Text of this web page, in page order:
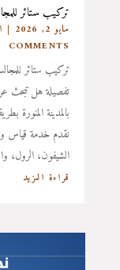
تركيب ستائر
مايو 2, 2026 |
COMMENTS
تركيب ستائر
تفصيلة هل تبحث
بالمدينة المنورة
نقدم خدمة قياس
الشيفون، الرول،
قراءة المزيد